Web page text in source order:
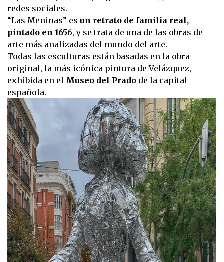
redes sociales.
“Las Meninas” es un retrato de familia real,
pintado en 1656, y se trata de una de las obras de
arte más analizadas del mundo del arte.
Todas las esculturas están basadas en la obra
original, la más icónica pintura de Velázquez,
exhibida en el Museo del Prado de la capital
española.